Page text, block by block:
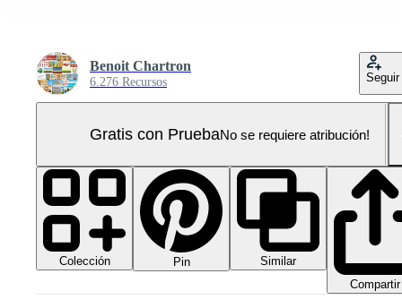
Benoit Chartron
6.276 Recursos Seguir
Gratis con PruebaNo se requiere atribución!
Colección Pin
Similar
Compartir